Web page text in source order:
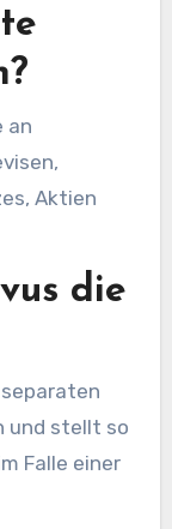
an
Aktien
die
und stellt so
Falle einer